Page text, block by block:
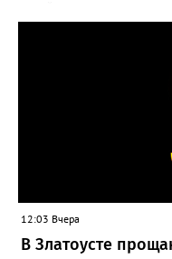
силы перед долгой
12:03 Вчера
В Златоусте